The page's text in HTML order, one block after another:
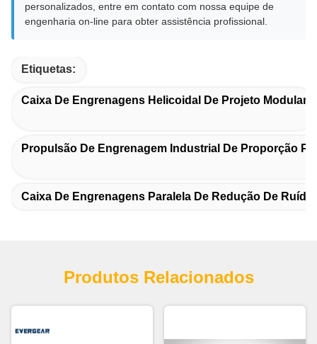
personalizados, entre em contato com nossa equipe de
engenharia on-line para obter assistência profissional.
Etiquetas:
Caixa De Engrenagens Helicoidal De Projeto Modular
Propulsão De Engrenagem Industrial De Proporção
Caixa De Engrenagens Paralela De Redução De Ruído
Produtos Relacionados